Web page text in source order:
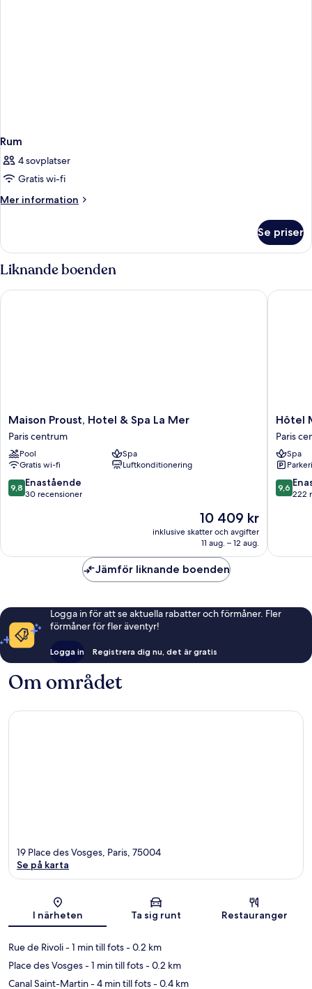
Rum
4 sovplatser
Gratis wi-fi
Mer information
Mer
Se priser
Liknande boenden
Maison
Proust,
Hotel
&
Spa
La
Mer
Maison Proust, Hotel & Spa La Mer
Paris centrum
Pool
Spa
Gratis wi-fi
Luftkonditionering
9.8
av
9,8 Enastående
30 recensioner
Priset
är
10 409 kr
10 409 kr
inklusive skatter och avgifter
11 aug. – 12 aug.
Maison Proust, Hotel & Spa La Mer
Hôtel
Rêve
Paris
centrum
Hôtel
Paris
Spa
9.6
av
9,6
222
Hôtel
Jämför liknande boenden
Logga in för att se aktuella rabatter och förmåner. Fler
förmåner för fler äventyr!
Logga in Registrera dig nu, det är gratis
Om området
Karta
19 Place des Vosges, Paris, 75004
Se på karta
I närheten Ta sig runt Restauranger
Rue de Rivoli- 1 min till fots- 0.2 km
Place des Vosges- 1 min till fots- 0.2 km
Canal Saint-Martin- 4 min till fots- 0.4 km